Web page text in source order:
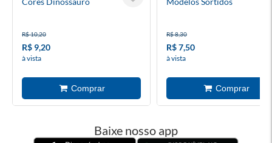
R$ 10,20
R$ 9,20
à vista
R$ 8,30
R$ 7,50
à vista
Baixe nosso app